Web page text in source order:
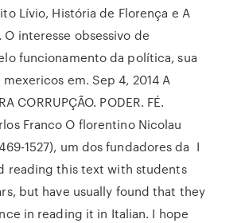
Lívio, História de Florença e A
O interesse obsessivo de
funcionamento da política, sua
em. Sep 4, 2014 A
CORRUPÇÃO. PODER. FÉ.
Franco O florentino Nicolau
1527), um dos fundadores da I
reading this text with students
but have usually found that they
in reading it in Italian. I hope